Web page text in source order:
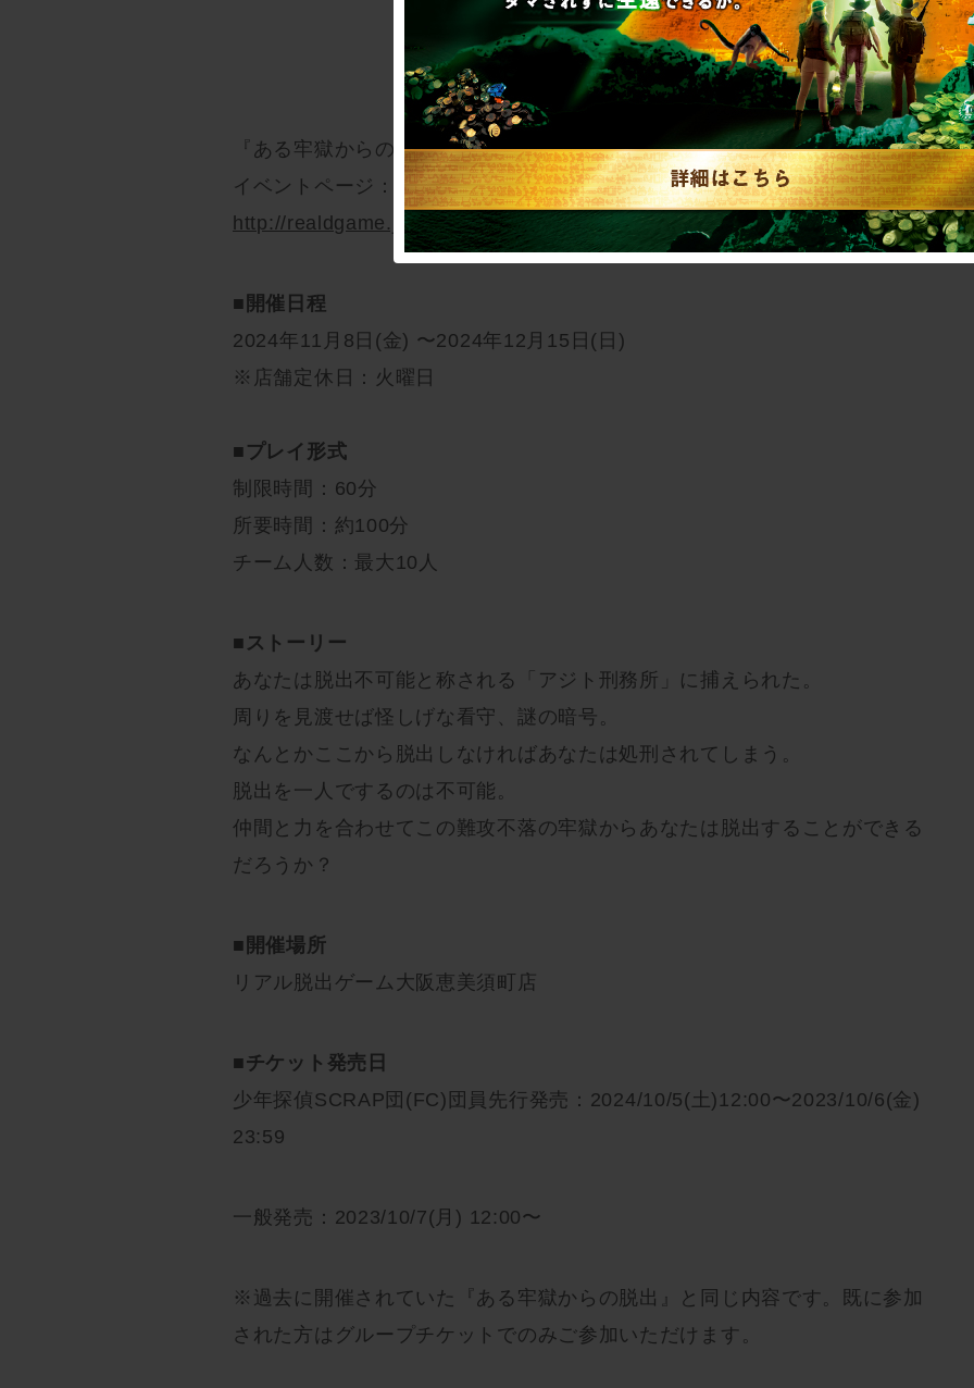
＋＋＋ 概要＋＋＋
『ある牢獄からの脱出』リバイバル公演
イベントページ：
http://realdgame.jp/ajito/osaka_nazobldg/event/rogoku_osaka.html
■ 開催日程
2024年11月8日(金) 〜2024年12月15日(日)
※店舗定休日：火曜日
■ プレイ形式
制限時間：60分
所要時間：約100分
チーム人数：最大10人
■ ストーリー
あなたは脱出不可能と称される「アジト刑務所」に捕えられた。
周りを見渡せば怪しげな看守、謎の暗号。
なんとかここから脱出しなければあなたは処刑されてしまう。
脱出を一人でするのは不可能。
仲間と力を合わせてこの難攻不落の牢獄からあなたは脱出することができる
だろうか？
■ 開催場所
リアル脱出ゲーム大阪恵美須町店
■チケット発売日
少年探偵SCRAP団(FC)団員先行発売：2024/10/5(土)12:00〜2023/10/6(金)
23:59
一般発売：2023/10/7(月) 12:00〜
※過去に開催されていた『ある牢獄からの脱出』と同じ内容です。既に参加
された方はグループチケットでのみご参加いただけます。